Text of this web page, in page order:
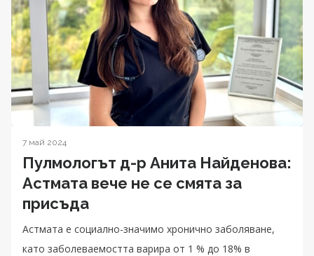
7 май 2024
Пулмологът д-р Анита Найденова:
Астмата вече не се смята за
присъда
Астмата е социално-значимо хронично заболяване,
като заболеваемостта варира от 1 % до 18% в